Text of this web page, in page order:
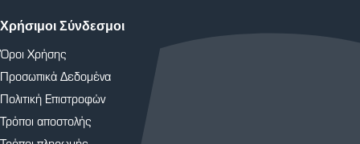
Χρήσιμοι Σύνδεσμοι
Όροι Χρήσης
Προσωπικά Δεδομένα
Πολιτική Επιστροφών
Τρόποι αποστολής